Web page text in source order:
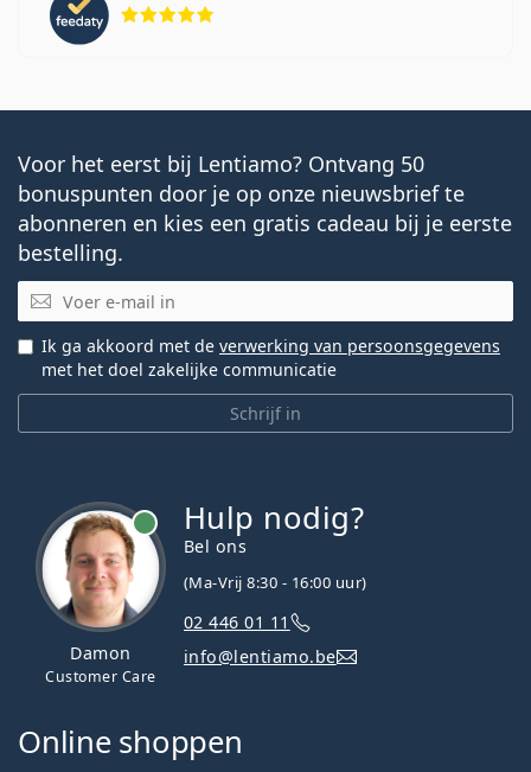
Voor het eerst bij Lentiamo? Ontvang 50
bonuspunten door je op onze nieuwsbrief te
abonneren en kies een gratis cadeau bij je eerste
bestelling.
E-mail
Schrijf in
Ik ga akkoord met de verwerking van persoonsgegevens
met het doel zakelijke communicatie
Damon
Customer Care
Hulp nodig?
Bel ons
(Ma-Vrij 8:30 - 16:00 uur)
02 446 01 11
info@lentiamo.be
Online shoppen